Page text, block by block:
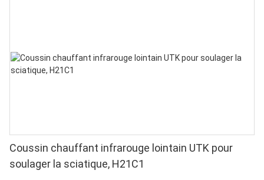
Coussin chauffant infrarouge lointain UTK pour
soulager la sciatique, H21C1